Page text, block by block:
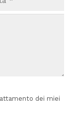
dei miei